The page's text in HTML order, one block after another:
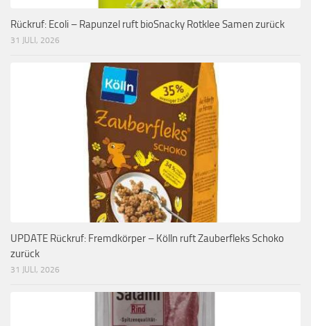
Rückruf: Ecoli – Rapunzel ruft bioSnacky Rotklee Samen zurück
31 JULI, 2026
UPDATE Rückruf: Fremdkörper – Kölln ruft Zauberfleks Schoko
zurück
31 JULI, 2026